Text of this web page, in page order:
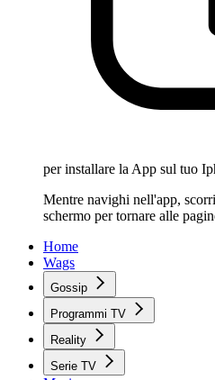
per installare la App sul tuo
Mentre navighi nell'app,
schermo per tornare alle
Home
Wags
Gossip
Programmi TV
Reality
Serie TV